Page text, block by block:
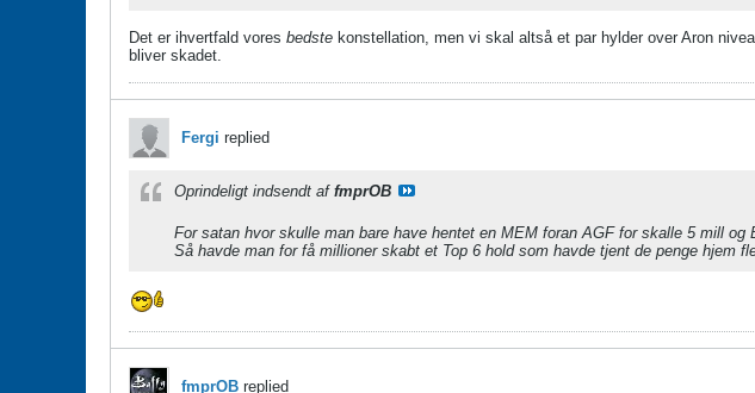
Det er ihvertfald vores bedste konstellation, men vi skal altså et par hylder over Aron
bliver skadet.
Fergi replied
Oprindeligt indsendt af fmprOB
For satan hvor skulle man bare have hentet en MEM foran AGF for skalle 5 mill og
Så havde man for få millioner skabt et Top 6 hold som havde tjent de penge hjem
fmprOB replied